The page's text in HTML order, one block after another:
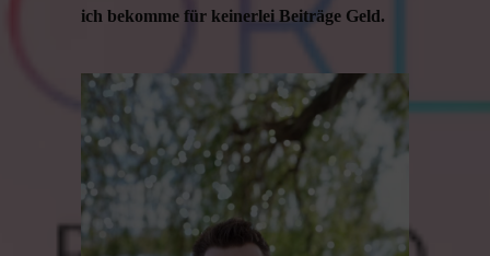
ich bekomme für keinerlei Beiträge Geld.